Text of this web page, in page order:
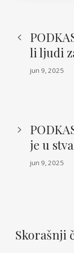
li ljudi
jun 9, 2025
je u
jun 9, 2025
Skorašnji